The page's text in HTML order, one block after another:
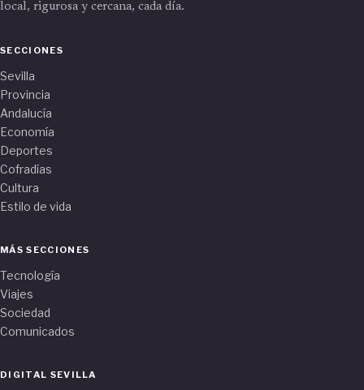
local, rigurosa y cercana, cada día.
SECCIONES
Sevilla
Provincia
Andalucía
Economía
Deportes
Cofradías
Cultura
Estilo de vida
MÁS SECCIONES
Tecnología
Viajes
Sociedad
Comunicados
DIGITAL SEVILLA